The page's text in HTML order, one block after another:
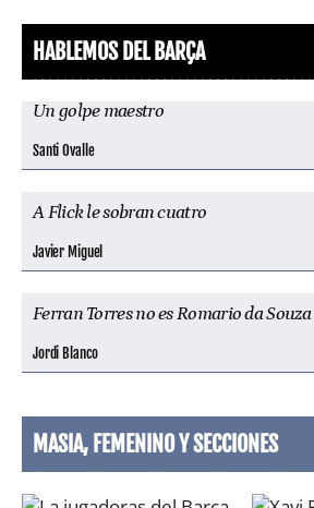
HABLEMOS DEL BARÇA
Un golpe maestro
Santi Ovalle
A Flick le sobran cuatro
Javier Miguel
Ferran Torres no es Romario da Souza
Jordi Blanco
MASIA, FEMENINO Y SECCIONES